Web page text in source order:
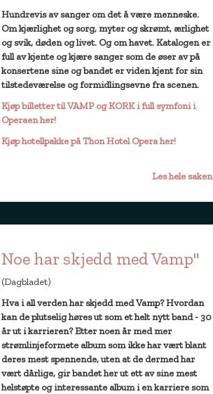
Hundrevis av sanger om det å være menneske.
Om kjærlighet og sorg, myter og skrømt, ærlighet
og svik, døden og livet. Og om havet. Katalogen er
full av kjente og kjære sanger som de øser av på
konsertene sine og bandet er viden kjent for sin
tilstedeværelse og formidlingsevne fra scenen.
Kjøp billetter til VAMP og KORK i full symfoni i
Operaen her!
Kjøp hotellpakke på Thon Hotel Opera her!
Les hele saken
Noe har skjedd med Vamp"
(Dagbladet)
Hva i all verden har skjedd med Vamp? Hvordan
kan de plutselig høres ut som et helt nytt band - 30
år ut i karrieren? Etter noen år med mer
strømlinjeformete album som ikke har vært blant
deres mest spennende, uten at de dermed har
vært dårlige, gir bandet her ut ett av sine mest
helstøpte og interessante album i en karriere som